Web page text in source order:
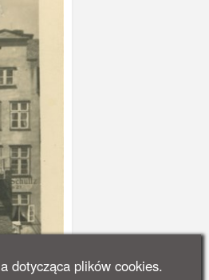
dotycząca plików cookies.